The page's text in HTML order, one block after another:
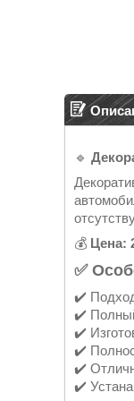
🔹
💰 Цена:
✅
✔️
✔️ Полный
✔️
✔️
✔️
✔️